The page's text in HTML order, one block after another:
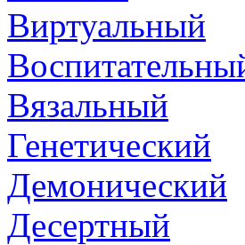
Виртуальный
Вязальный
Генетический
Демонический
Десертный